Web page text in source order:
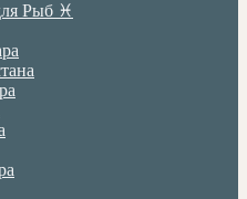
Рыб ♓️